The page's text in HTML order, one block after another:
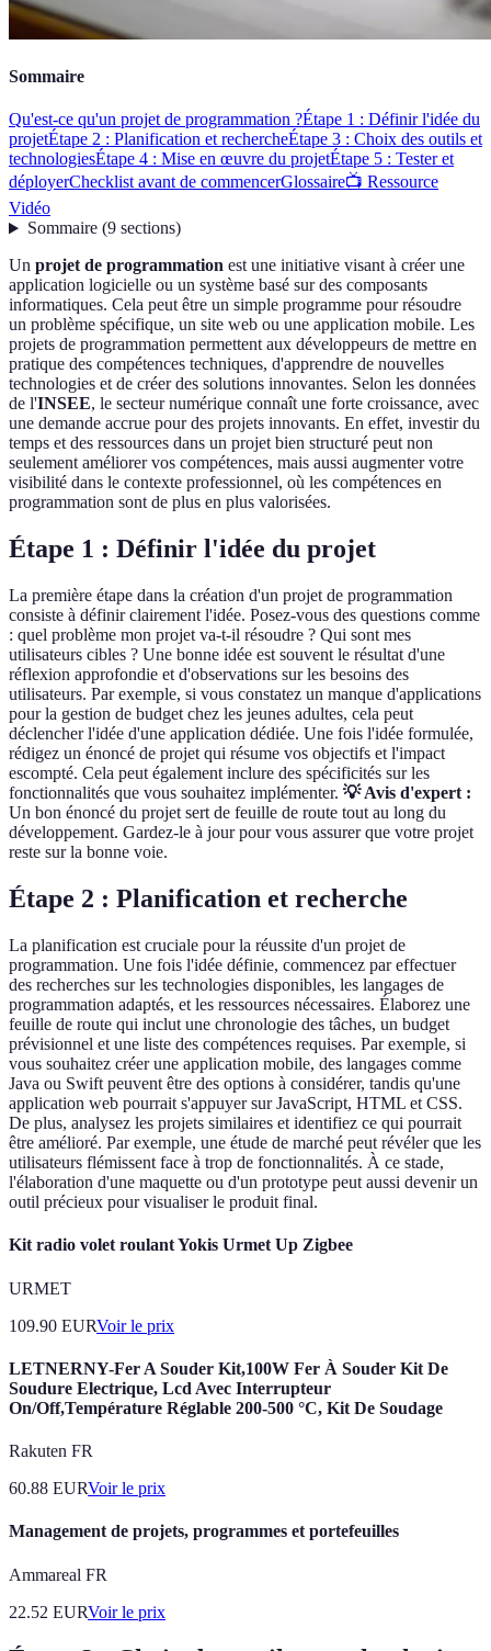
Sommaire
Qu'est-ce qu'un projet de programmation ?Étape 1 : Définir l'idée du
projetÉtape 2 : Planification et rechercheÉtape 3 : Choix des outils et
technologiesÉtape 4 : Mise en œuvre du projetÉtape 5 : Tester et
déployerChecklist avant de commencerGlossaire📺 Ressource
Vidéo
Sommaire(9 sections)
Un projet de programmation est une initiative visant à créer une
application logicielle ou un système basé sur des composants
informatiques. Cela peut être un simple programme pour résoudre
un problème spécifique, un site web ou une application mobile. Les
projets de programmation permettent aux développeurs de mettre en
pratique des compétences techniques, d'apprendre de nouvelles
technologies et de créer des solutions innovantes. Selon les données
de l'INSEE, le secteur numérique connaît une forte croissance, avec
une demande accrue pour des projets innovants. En effet, investir du
temps et des ressources dans un projet bien structuré peut non
seulement améliorer vos compétences, mais aussi augmenter votre
visibilité dans le contexte professionnel, où les compétences en
programmation sont de plus en plus valorisées.
Étape 1 : Définir l'idée du projet
La première étape dans la création d'un projet de programmation
consiste à définir clairement l'idée. Posez-vous des questions comme
: quel problème mon projet va-t-il résoudre ? Qui sont mes
utilisateurs cibles ? Une bonne idée est souvent le résultat d'une
réflexion approfondie et d'observations sur les besoins des
utilisateurs. Par exemple, si vous constatez un manque d'applications
pour la gestion de budget chez les jeunes adultes, cela peut
déclencher l'idée d'une application dédiée. Une fois l'idée formulée,
rédigez un énoncé de projet qui résume vos objectifs et l'impact
escompté. Cela peut également inclure des spécificités sur les
fonctionnalités que vous souhaitez implémenter. 💡 Avis d'expert :
Un bon énoncé du projet sert de feuille de route tout au long du
développement. Gardez-le à jour pour vous assurer que votre projet
reste sur la bonne voie.
Étape 2 : Planification et recherche
La planification est cruciale pour la réussite d'un projet de
programmation. Une fois l'idée définie, commencez par effectuer
des recherches sur les technologies disponibles, les langages de
programmation adaptés, et les ressources nécessaires. Élaborez une
feuille de route qui inclut une chronologie des tâches, un budget
prévisionnel et une liste des compétences requises. Par exemple, si
vous souhaitez créer une application mobile, des langages comme
Java ou Swift peuvent être des options à considérer, tandis qu'une
application web pourrait s'appuyer sur JavaScript, HTML et CSS.
De plus, analysez les projets similaires et identifiez ce qui pourrait
être amélioré. Par exemple, une étude de marché peut révéler que les
utilisateurs flémissent face à trop de fonctionnalités. À ce stade,
l'élaboration d'une maquette ou d'un prototype peut aussi devenir un
outil précieux pour visualiser le produit final.
Kit radio volet roulant Yokis Urmet Up Zigbee
URMET
109.90 EURVoir le prix
LETNERNY-Fer A Souder Kit,100W Fer À Souder Kit De
Soudure Electrique, Lcd Avec Interrupteur
On/Off,Température Réglable 200-500 °C, Kit De Soudage
Rakuten FR
60.88 EURVoir le prix
Management de projets, programmes et portefeuilles
Ammareal FR
22.52 EURVoir le prix